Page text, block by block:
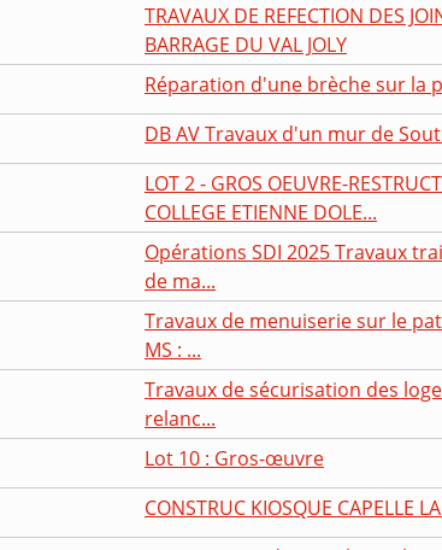
TRAVAUX DE REFECTION DES
BARRAGE DU VAL JOLY
Réparation d'une brèche sur la
DB AV Travaux d'un mur de
LOT 2 - GROS OEUVRE-
COLLEGE ETIENNE DOLE...
Opérations SDI 2025 Travaux
de ma...
Travaux de menuiserie sur le
MS : ...
Travaux de sécurisation des
relanc...
Lot 10 : Gros-œuvre
CONSTRUC KIOSQUE CAPELLE